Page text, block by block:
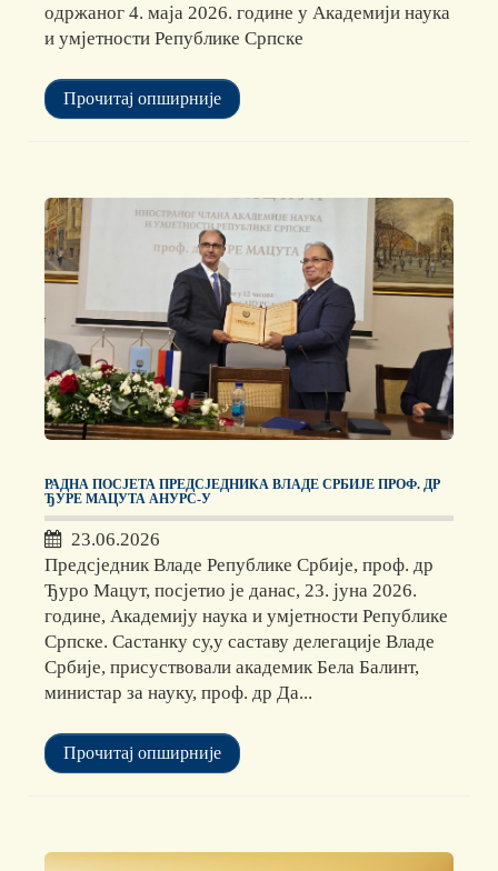
одржаног 4. маја 2026. године у Академији наука
и умјетности Републике Српске
Прочитај опширније
РАДНА ПОСЈЕТА ПРЕДСЈЕДНИКА ВЛАДЕ СРБИЈЕ ПРОФ. ДР
ЂУРЕ МАЦУТА АНУРС-У
23.06.2026
Предсједник Владе Републике Србије, проф. др
Ђуро Мацут, посјетио је данас, 23. јуна 2026.
године, Академију наука и умјетности Републике
Српске. Састанку су,у саставу делегације Владе
Србије, присуствовали академик Бела Балинт,
министар за науку, проф. др Да...
Прочитај опширније